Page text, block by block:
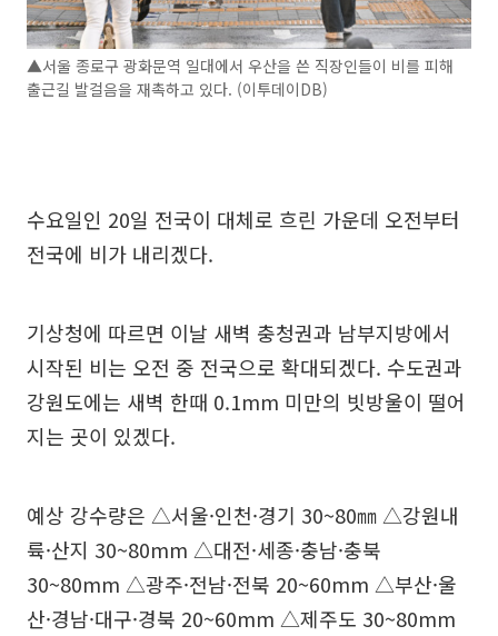
▲서울 종로구 광화문역 일대에서 우산을 쓴 직장인들이 비를 피해
출근길 발걸음을 재촉하고 있다. (이투데이DB)
수요일인 20일 전국이 대체로 흐린 가운데 오전부터
전국에 비가 내리겠다.
기상청에 따르면 이날 새벽 충청권과 남부지방에서
시작된 비는 오전 중 전국으로 확대되겠다. 수도권과
강원도에는 새벽 한때 0.1mm 미만의 빗방울이 떨어
지는 곳이 있겠다.
예상 강수량은 △서울·인천·경기 30~80㎜ △강원내
륙·산지 30~80mm △대전·세종·충남·충북
30~80mm △광주·전남·전북 20~60mm △부산·울
산·경남·대구·경북 20~60mm △제주도 30~80mm